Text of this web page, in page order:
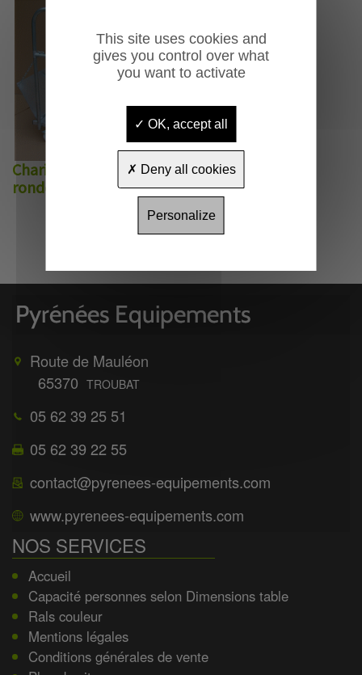
Chariot pour tables
rondes Le Goli
Route de Mauléon
65370 TROUBAT
05 62 39 25 51
05 62 39 22 55
contact@pyrenees-equipements.com
www.pyrenees-equipements.com
NOS SERVICES
Accueil
Capacité personnes selon Dimensions table
Rals couleur
Mentions légales
Conditions générales de vente
This site uses cookies and
gives you control over what
you want to activate
OK, accept all
Deny all cookies
Personalize